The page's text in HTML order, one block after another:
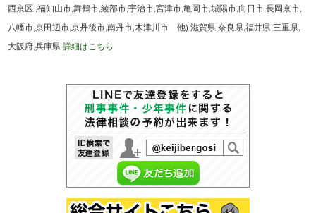
西京区 ,福知山市,舞鶴市,綾部市,宇治市,宮津市,亀岡市,城陽市,向日市,長岡京市,
八幡市,京田辺市,京丹後市,南丹市,木津川市 他) 滋賀県,奈良県,福井県,三重県,
大阪府,兵庫県詳細はこちら